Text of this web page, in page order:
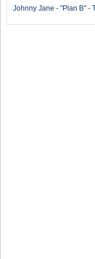
Johnny Jane - "Plan B" -